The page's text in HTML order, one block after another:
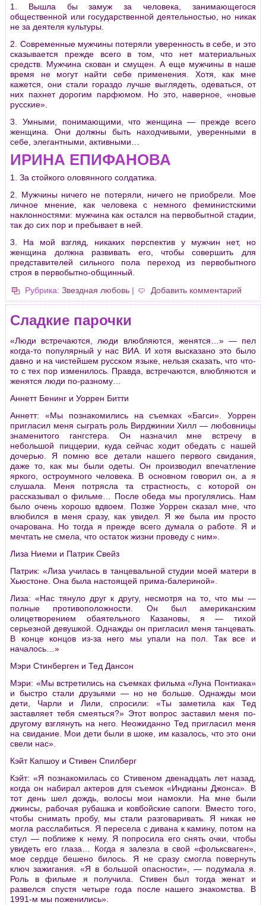
1. Вышла бы замуж за человека, занимающегося
общественной или государственной деятельностью, но никак
не за деятеля культуры.
2. Современные мужчины потеряли уверенность в себе, и это
сказывается прежде всего в том, что нет материальных
средств. Мужчина скован и смущен. А еще мужчины в наше
время не могут найти себе применения. Хотя, как мне
кажется, они стали гораздо лучше выглядеть, одеваться, от
них пахнет дорогим парфюмом. Но это, наверное, «новые
русские».
3. Умными, понимающими, что женщина — прежде всего
женщина. Они должны быть находчивыми, уверенными в
себе, элегантными, активными…
ИРИНА ЕПИФАНОВА
1. За стойкого оловянного солдатика.
2. Мужчины ничего не потеряли, ничего не приобрели. Мое
личное мнение, как человека с немного феминистскими
наклонностями: мужчина как остался на первобытной стадии,
так до сих пор и пребывает в ней.
3. На мой взгляд, никаких перспектив у мужчин нет, но
женщина должна развивать его, чтобы совершить для
представителей сильного пола переход из первобытного
строя в первобытно-общинный.
Рубрика: Звездная любовь | Добавить комментарий
Сладкие парочки
«Люди встречаются, люди влюбляются, женятся…» — пел
когда-то популярный у нас ВИА. И хотя высказано это было
давно и на чистейшем русском языке, нельзя сказать, что что-
то с тех пор изменилось. Правда, встречаются, влюбляются и
женятся люди по-разному…
Аннетт Бенинг и Уоррен Битти
Аннетт: «Мы познакомились на съемках «Багси». Уоррен
пригласил меня сыграть роль Вирджинии Хилл — любовницы
знаменитого гангстера. Он назначил мне встречу в
небольшой пиццерии, куда сейчас ходит обедать с нашей
дочерью. Я помню все детали нашего первого свидания,
даже то, как мы были одеты. Он производил впечатление
яркого, остроумного человека. В основном говорил он, а я
слушала. Меня потрясла та страстность, с которой он
рассказывал о фильме… После обеда мы прогулялись. Нам
было очень хорошо вдвоем. Позже Уоррен сказал мне, что
влюбился в меня сразу, как увидел. Я же была им просто
очарована. Но тогда я прежде всего думала о работе. Я и
мечтать не смела, что остаток жизни проведу с ним».
Лиза Ниеми и Патрик Свейз
Патрик: «Лиза училась в танцевальной студии моей матери в
Хьюстоне. Она была настоящей прима-балериной».
Лиза: «Нас тянуло друг к другу, несмотря на то, что мы —
полные противоположности. Он был американским
олицетворением обаятельного Казановы, я — тихой
серьезной девушкой. Однажды он пригласил меня танцевать.
В конце концов из-за него мы упали на пол. Так все и
началось…»
Мэри Стинберген и Тед Дансон
Мэри: «Мы встретились на съемках фильма «Луна Понтиака»
и быстро стали друзьями — но не больше. Однажды мои
дети, Чарли и Лили, спросили: «Ты заметила как Тед
заставляет тебя смеяться?» Этот вопрос заставил меня по-
другому взглянуть на него. Неожиданно Тед пригласил меня
на свидание. Мои дети были в шоке, им казалось, что это они
свели нас».
Кэйт Капшоу и Стивен Спилберг
Кэйт: «Я познакомилась со Стивеном двенадцать лет назад,
когда он набирал актеров для съемок «Индианы Джонса». В
тот день шел дождь, волосы мои намокли. На мне были
джинсы, рабочая рубашка и ковбойские сапоги. Вместо того,
чтобы снимать пробу, мы стали разговаривать. Я никак не
могла расслабиться. Я пересела с дивана к камину, потом на
стул — поближе к нему. Я попросила его снять очки, чтобы
увидеть его глаза… Когда я залезла в свой «фольксваген»,
мое сердце бешено билось. Я не сразу смогла повернуть
ключ зажигания. «Я в большой опасности», — подумала я.
Роль в фильме я получила. Стивен был тогда женат и
развелся спустя четыре года после нашего знакомства. В
1991-м мы поженились».